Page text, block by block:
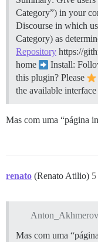
Category”) in your
Discourse in which
Category) as
Repository https://
home
Install:
this plugin? Please
the available
Mas com uma “página
renato (Renato Atilio) 5
Mas com uma